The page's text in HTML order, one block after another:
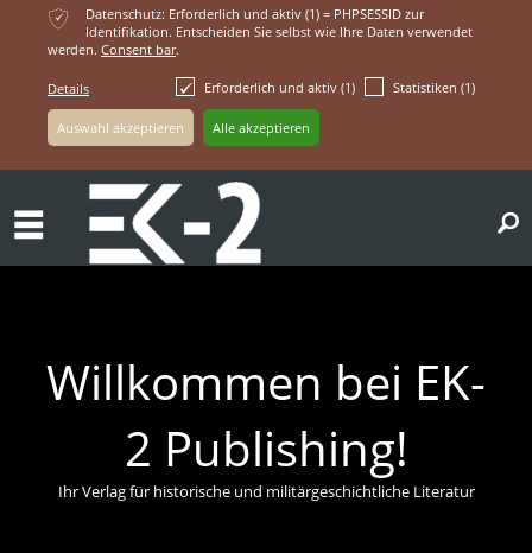
ќ
Datenschutz: Erforderlich und aktiv (1) = PHPSESSID zur
Identifikation. Entscheiden Sie selbst wie Ihre Daten verwendet
werden. Consent bar.
Details Erforderlich und aktiv (1) Statistiken (1)
ř
Willkommen bei EK-
2 Publishing!
Ihr Verlag für historische und militärgeschichtliche Literatur